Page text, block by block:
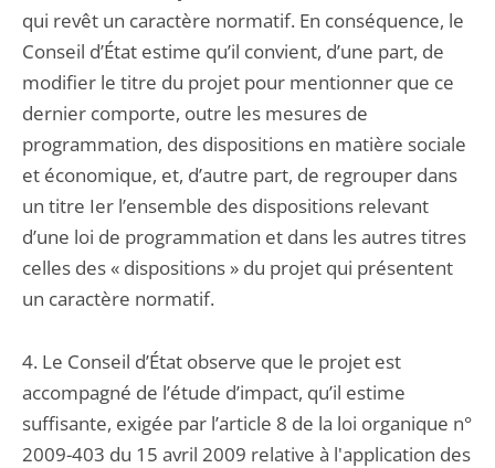
qui revêt un caractère normatif. En conséquence, le
Conseil d’État estime qu’il convient, d’une part, de
modifier le titre du projet pour mentionner que ce
dernier comporte, outre les mesures de
programmation, des dispositions en matière sociale
et économique, et, d’autre part, de regrouper dans
un titre Ier l’ensemble des dispositions relevant
d’une loi de programmation et dans les autres titres
celles des « dispositions » du projet qui présentent
un caractère normatif.
4. Le Conseil d’État observe que le projet est
accompagné de l’étude d’impact, qu’il estime
suffisante, exigée par l’article 8 de la loi organique n°
2009-403 du 15 avril 2009 relative à l'application des